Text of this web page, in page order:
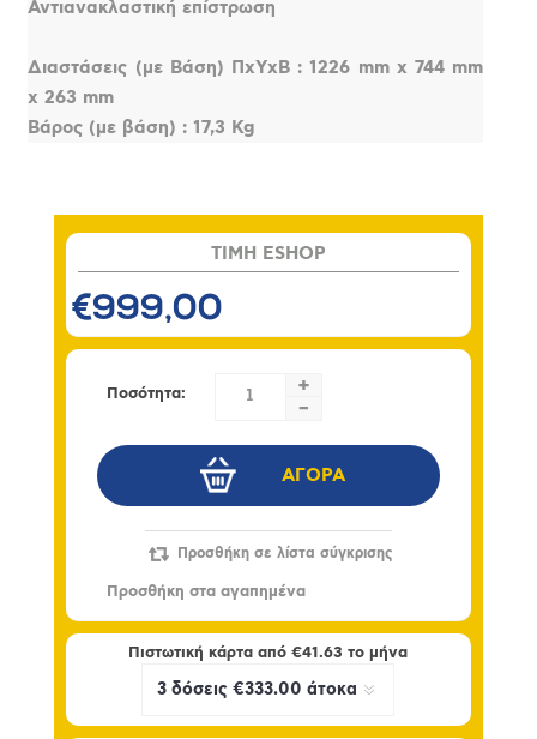
Αντιανακλαστική επίστρωση
Διαστάσεις (με Βάση) ΠxΥxΒ : 1226 mm x 744 mm
x 263 mm
Βάρος (με βάση) : 17,3 Kg
TIMH ESHOP
€999,00
Ποσότητα:
+
-
Πιστωτική κάρτα από€41.63 το μήνα